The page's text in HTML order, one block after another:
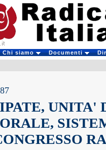
Chi siamo Documenti
UNITA'